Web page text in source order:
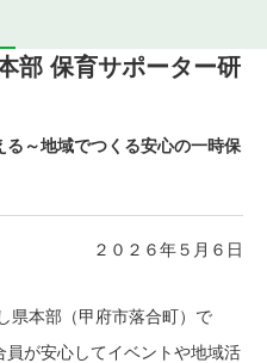
部 保育サポーター研
～地域でつくる安心の一時保
２０２６年５月６日
県本部（甲府市落合町）で
が安心してイベントや地域活